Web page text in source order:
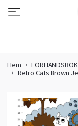
Hem
Retro Cats Brown